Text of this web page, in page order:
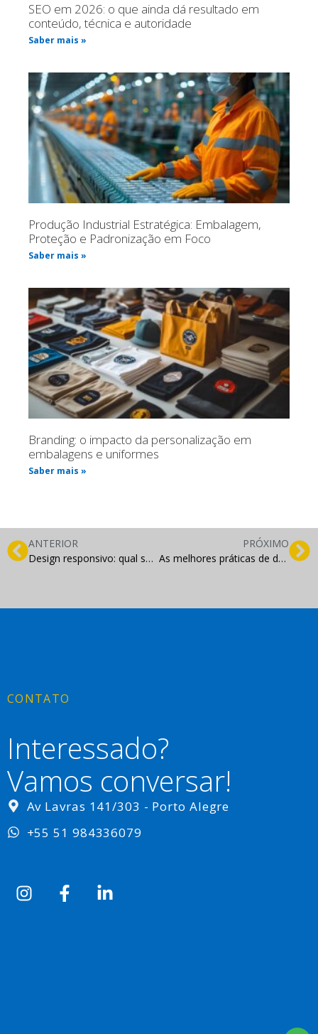
SEO em 2026: o que ainda dá resultado em
conteúdo, técnica e autoridade
Saber mais »
Produção Industrial Estratégica: Embalagem,
Proteção e Padronização em Foco
Saber mais »
Branding: o impacto da personalização em
embalagens e uniformes
Saber mais »
ANTERIOR
Design responsivo: qual sua importância na experiência do usuário?
PRÓXIMO
As melhores práticas de design para criar um site moderno e atrativo
CONTATO
Interessado?
Vamos conversar!
Av Lavras 141/303 - Porto Alegre
+55 51 984336079